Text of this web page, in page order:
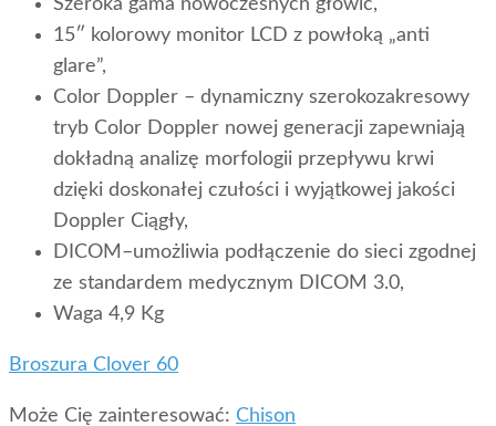
Szeroka gama nowoczesnych głowic,
15″ kolorowy monitor LCD z powłoką „anti
glare”,
Color Doppler – dynamiczny szerokozakresowy
tryb Color Doppler nowej generacji zapewniają
dokładną analizę morfologii przepływu krwi
dzięki doskonałej czułości i wyjątkowej jakości
Doppler Ciągły,
DICOM–umożliwia podłączenie do sieci zgodnej
ze standardem medycznym DICOM 3.0,
Waga 4,9 Kg
Broszura Clover 60
Może Cię zainteresować: Chison